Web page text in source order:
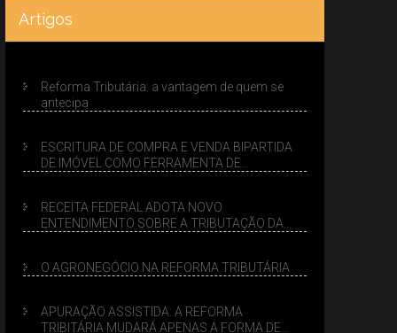
Artigos
Reforma Tributária: a vantagem de quem se
antecipa
ESCRITURA DE COMPRA E VENDA BIPARTIDA
DE IMÓVEL COMO FERRAMENTA DE
RECEITA FEDERAL ADOTA NOVO
ENTENDIMENTO SOBRE A TRIBUTAÇÃO DA
O AGRONEGÓCIO NA REFORMA TRIBUTÁRIA
APURAÇÃO ASSISTIDA: A REFORMA
TRIBITÁRIA MUDARÁ APENAS A FORMA DE